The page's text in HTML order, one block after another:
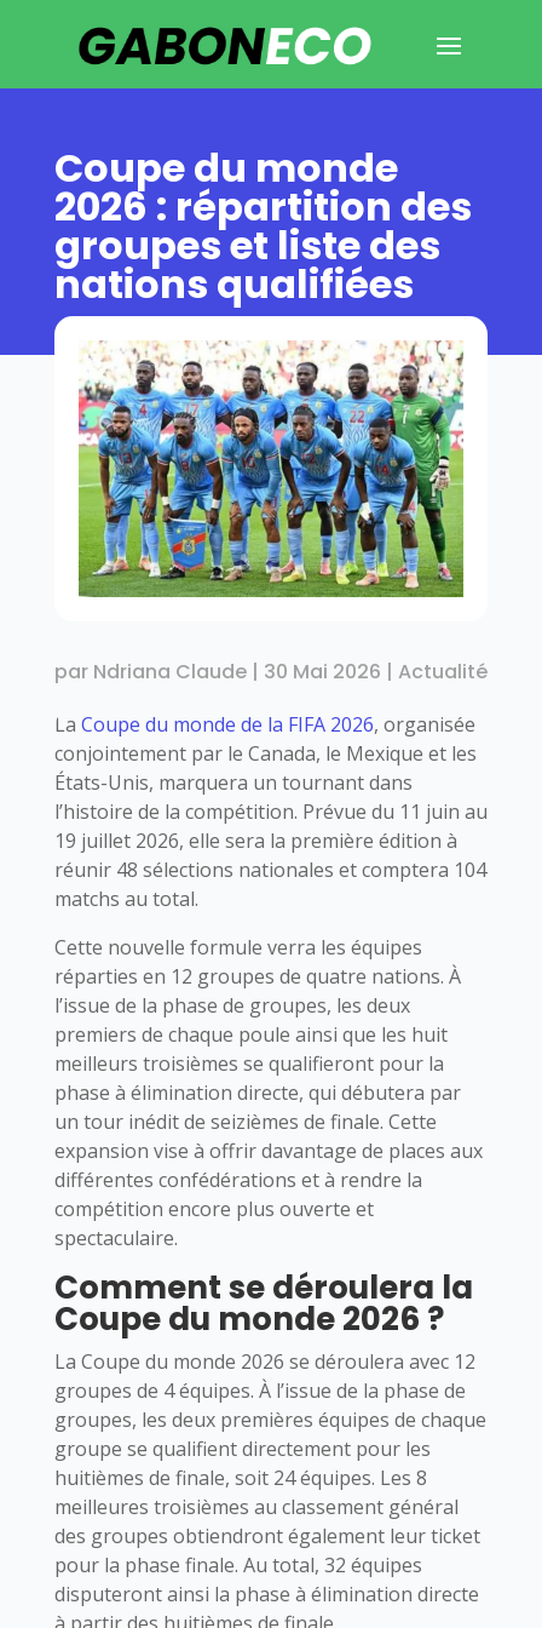
Coupe du monde
2026 : répartition des
groupes et liste des
nations qualifiées
par Ndriana Claude| 30 Mai 2026 | Actualité
La Coupe du monde de la FIFA 2026, organisée
conjointement par le Canada, le Mexique et les
États-Unis, marquera un tournant dans
l’histoire de la compétition. Prévue du 11 juin au
19 juillet 2026, elle sera la première édition à
réunir 48 sélections nationales et comptera 104
matchs au total.
Cette nouvelle formule verra les équipes
réparties en 12 groupes de quatre nations. À
l’issue de la phase de groupes, les deux
premiers de chaque poule ainsi que les huit
meilleurs troisièmes se qualifieront pour la
phase à élimination directe, qui débutera par
un tour inédit de seizièmes de finale. Cette
expansion vise à offrir davantage de places aux
différentes confédérations et à rendre la
compétition encore plus ouverte et
spectaculaire.
Comment se déroulera la
Coupe du monde 2026 ?
La Coupe du monde 2026 se déroulera avec 12
groupes de 4 équipes. À l’issue de la phase de
groupes, les deux premières équipes de chaque
groupe se qualifient directement pour les
huitièmes de finale, soit 24 équipes. Les 8
meilleures troisièmes au classement général
des groupes obtiendront également leur ticket
pour la phase finale. Au total, 32 équipes
disputeront ainsi la phase à élimination directe